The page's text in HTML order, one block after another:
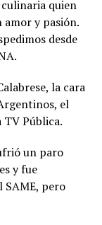
quien
amor y pasión.
desde
la cara
el
TV Pública.
un paro
y fue
pero